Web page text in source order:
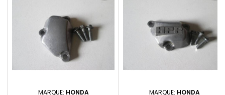
MARQUE: HONDA MARQUE: HONDA